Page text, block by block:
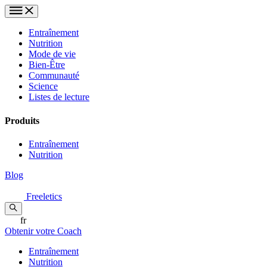
Entraînement
Nutrition
Mode de vie
Bien-Être
Communauté
Science
Listes de lecture
Produits
Entraînement
Nutrition
Blog
Freeletics
fr
Obtenir votre Coach
Entraînement
Nutrition